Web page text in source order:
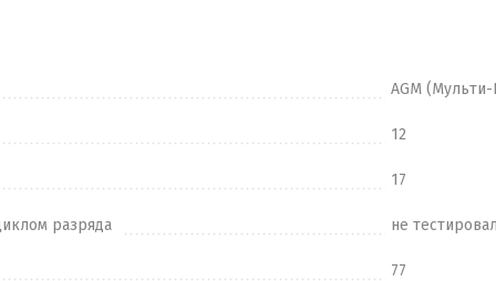
AGM
12
17
разряда не
77